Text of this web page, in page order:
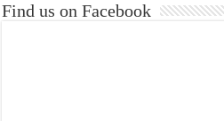
Find us on Facebook